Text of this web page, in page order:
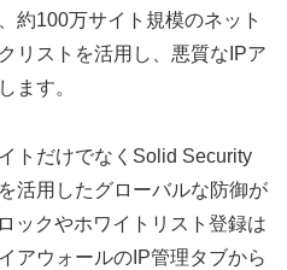
約100万サイト規模のネット
リストを活用し、悪質なIPア
ます。
トだけでなくSolid Security
活用したグローバルな防御が
ックやホワイトリスト登録は
アウォールのIP管理タブから